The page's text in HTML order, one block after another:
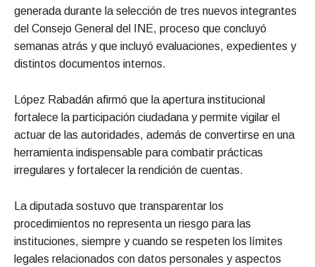
generada durante la selección de tres nuevos integrantes
del Consejo General del INE, proceso que concluyó
semanas atrás y que incluyó evaluaciones, expedientes y
distintos documentos internos.
López Rabadán afirmó que la apertura institucional
fortalece la participación ciudadana y permite vigilar el
actuar de las autoridades, además de convertirse en una
herramienta indispensable para combatir prácticas
irregulares y fortalecer la rendición de cuentas.
La diputada sostuvo que transparentar los
procedimientos no representa un riesgo para las
instituciones, siempre y cuando se respeten los límites
legales relacionados con datos personales y aspectos